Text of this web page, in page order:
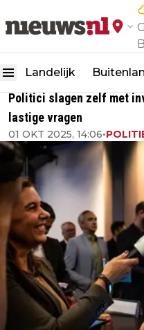
Landelijk
Politici slagen zelf met
lastige vragen
01 OKT 2025, 14:06•